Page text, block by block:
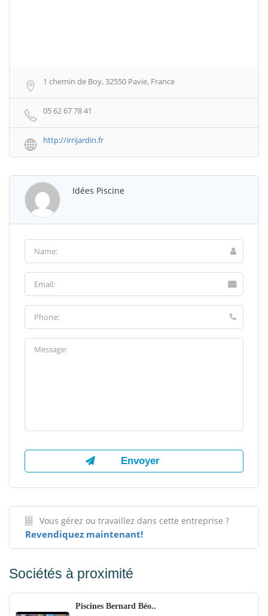
1 chemin de Boy, 32550 Pavie, France
05 62 67 78 41
http://irrijardin.fr
Idées Piscine
Vous gérez ou travaillez dans cette entreprise ?
Revendiquez maintenant!
Sociétés à proximité
Piscines Bernard Béo..